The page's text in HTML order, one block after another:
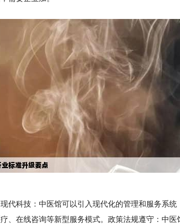
科技：中医馆可以引入现代化的管理和服务系统
、在线咨询等新型服务模式。政策法规遵守：中